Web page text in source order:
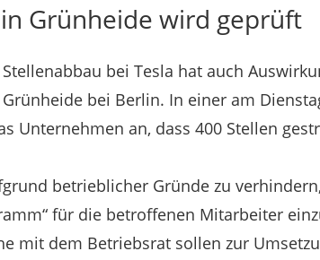
Grünheide wird geprüft
bei Tesla hat auch
bei Berlin. In einer am
Unternehmen an, dass 400 Stellen
betrieblicher Gründe zu
für die betroffenen Mitarbeiter
mit dem Betriebsrat sollen zur